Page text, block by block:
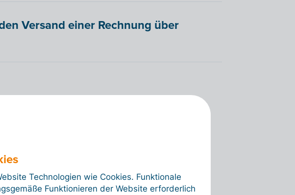
Versand einer Rechnung über
Technologien wie Cookies. Funktionale
Funktionieren der Website erforderlich